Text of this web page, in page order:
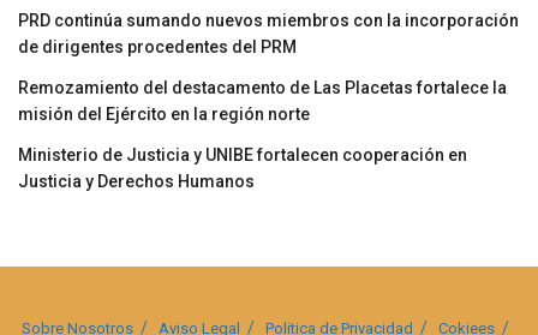
PRD continúa sumando nuevos miembros con la incorporación
de dirigentes procedentes del PRM
Remozamiento del destacamento de Las Placetas fortalece la
misión del Ejército en la región norte
Ministerio de Justicia y UNIBE fortalecen cooperación en
Justicia y Derechos Humanos
Sobre Nosotros Aviso Legal Politica de Privacidad Cokiees